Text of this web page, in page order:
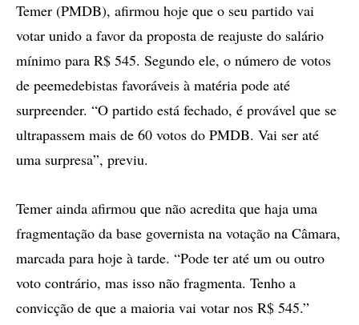
Temer (PMDB), afirmou hoje que o seu partido vai
votar unido a favor da proposta de reajuste do salário
mínimo para R$ 545. Segundo ele, o número de votos
de peemedebistas favoráveis à matéria pode até
surpreender. “O partido está fechado, é provável que se
ultrapassem mais de 60 votos do PMDB. Vai ser até
uma surpresa”, previu.
Temer ainda afirmou que não acredita que haja uma
fragmentação da base governista na votação na Câmara,
marcada para hoje à tarde. “Pode ter até um ou outro
voto contrário, mas isso não fragmenta. Tenho a
convicção de que a maioria vai votar nos R$ 545.”